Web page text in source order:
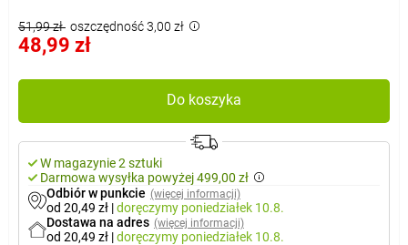
51,99 zł oszczędność 3,00 zł
48,99 zł
Do koszyka
W magazynie 2 sztuki
Darmowa wysyłka powyżej 499,00 zł
Odbiór w punkcie (więcej informacji)
od 20,49 zł |doręczymy poniedziałek 10.8.
Dostawa na adres (więcej informacji)
od 20,49 zł |doręczymy poniedziałek 10.8.